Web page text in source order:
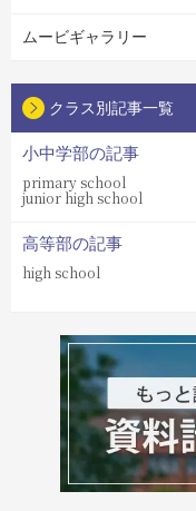
ムービギャラリー
クラス別記事一覧
小中学部の記事
primary school
junior high school
高等部の記事
high school